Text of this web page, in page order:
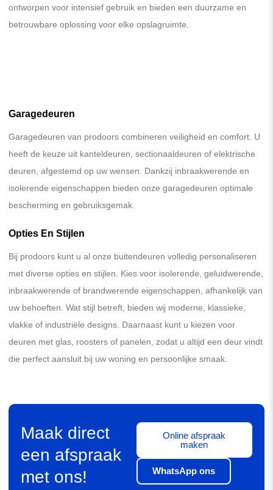
ontworpen voor intensief gebruik en bieden een duurzame en
betrouwbare oplossing voor elke opslagruimte.
Garagedeuren
Garagedeuren van prodoors combineren veiligheid en comfort. U
heeft de keuze uit kanteldeuren, sectionaaldeuren of elektrische
deuren, afgestemd op uw wensen. Dankzij inbraakwerende en
isolerende eigenschappen bieden onze garagedeuren optimale
bescherming en gebruiksgemak.
Opties En Stijlen
Bij prodoors kunt u al onze buitendeuren volledig personaliseren
met diverse opties en stijlen. Kies voor isolerende, geluidwerende,
inbraakwerende of brandwerende eigenschappen, afhankelijk van
uw behoeften. Wat stijl betreft, bieden wij moderne, klassieke,
vlakke of industriële designs. Daarnaast kunt u kiezen voor
deuren met glas, roosters of panelen, zodat u altijd een deur vindt
die perfect aansluit bij uw woning en persoonlijke smaak.
Maak direct
een afspraak
met ons!
Online afspraak
maken
WhatsApp ons